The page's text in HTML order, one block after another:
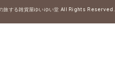
旅する雑貨屋ゆいゆい堂 All Rights Reserved.